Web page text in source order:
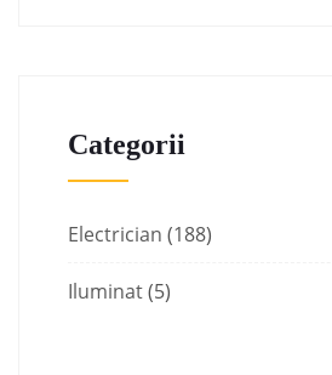
Categorii
Electrician (188)
Iluminat(5)